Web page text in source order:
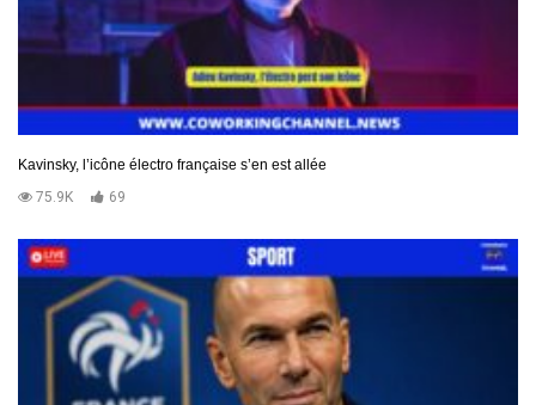
Kavinsky, l’icône électro française s’en est allée
75.9K
69